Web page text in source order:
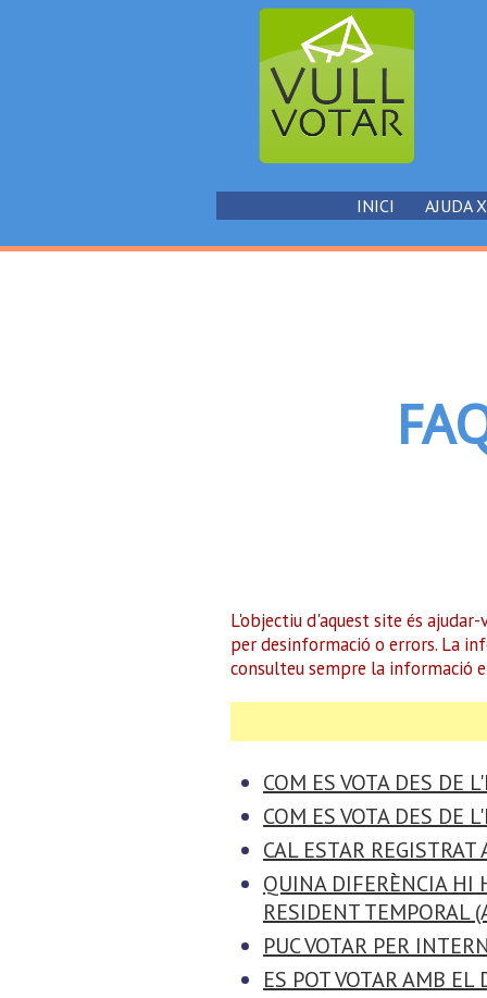
INICI AJUDA
L'objectiu d'aquest site és
per desinformació o errors. La
consulteu sempre la informació
COM ES VOTA DES DE
COM ES VOTA DES DE
CAL ESTAR
QUINA DIFERÈNCIA HI
RESIDENT TEMPORAL
PUC VOTAR PER
ES POT VOTAR AMB EL